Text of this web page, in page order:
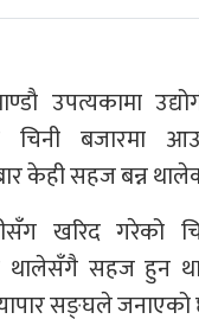
उपत्यकामा
चिनी बजारमा
केही सहज बन्न
खरिद गरेको
सहज हुन
सङ्घले